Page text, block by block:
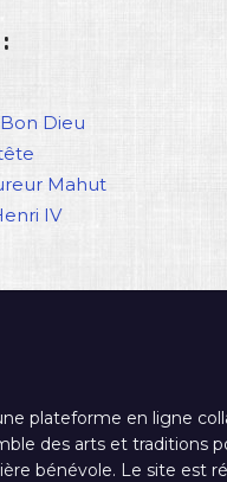
Dieu
Mahut
IV
plateforme en ligne
des arts et traditions
bénévole. Le site est